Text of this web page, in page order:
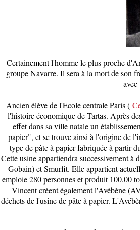
Certainement l'homme le plus proche
groupe Navarre. Il sera à la mort de son
Ancien élève de l'Ecole centrale Paris (
l'histoire économique de Tartas. Après
effet dans sa ville natale un
papier", et se trouve ainsi à l'origine de
type de pâte à papier fabriquée à partir
Cette usine appartiendra successivement
Gobain) et Smurfit. Elle appartient
emploie 280 personnes et produit 100.00
Vincent créent également l'Avébène
déchets de l'usine de pâte à papier.